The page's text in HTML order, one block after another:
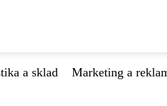
a sklad Marketing a